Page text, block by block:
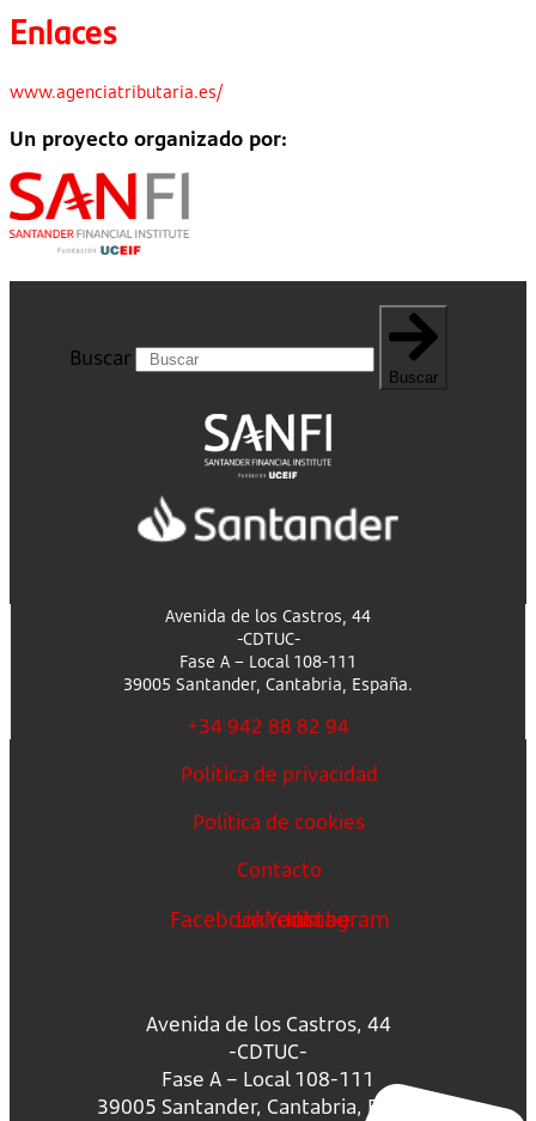
Enlaces
www.agenciatributaria.es/
Un proyecto organizado por:
Buscar
Buscar
Avenida de los Castros, 44
-CDTUC-
Fase A – Local 108-111
39005 Santander, Cantabria, España.
+34 942 88 82 94
Política de privacidad
Política de cookies
Contacto
FacebookLinkedin
Youtube
Instagram
Avenida de los Castros, 44
-CDTUC-
Fase A – Local 108-111
39005 Santander, Cantabria, España.